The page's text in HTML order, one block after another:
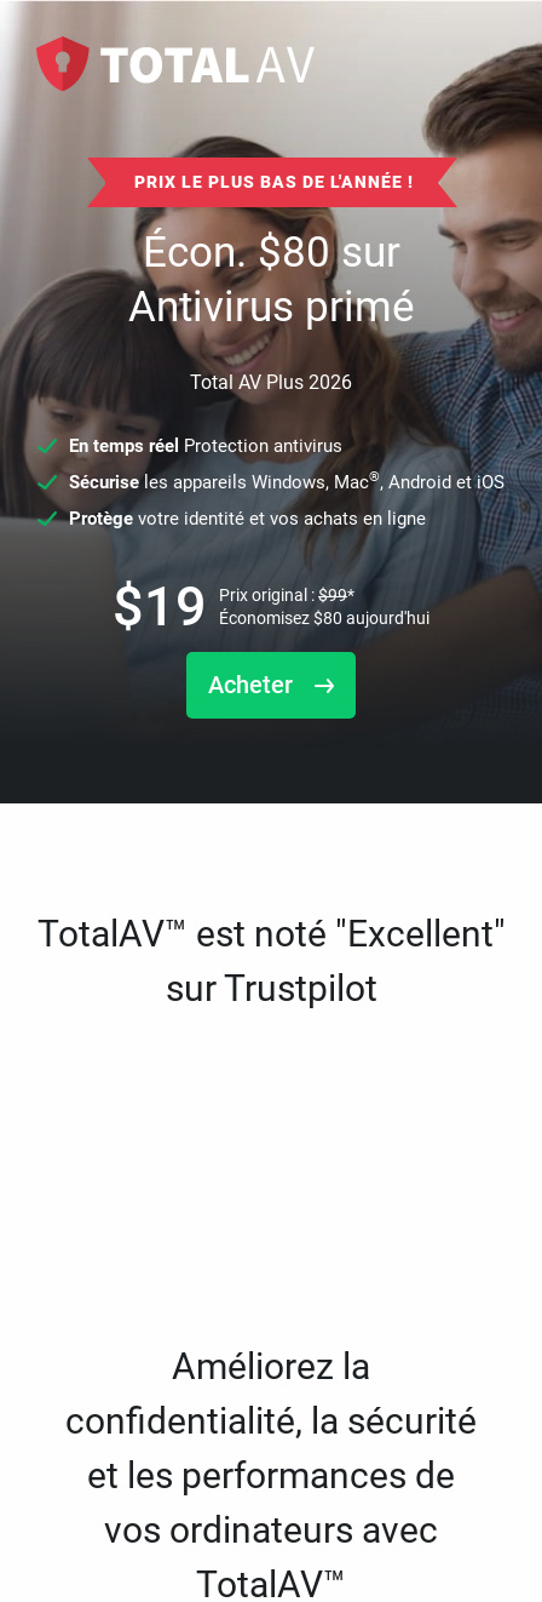
PRIX LE PLUS BAS DE L'ANNÉE !
Écon.$80sur
Antivirus primé
Total AV Plus 2026
En temps réel Protection antivirus
Sécuriseles appareils Windows, Mac®, Android et iOS
Protège votre identité et vos achats en ligne
Acheter
$19 Prix original :$99*
Économisez$80 aujourd'hui
TotalAV™ est noté "Excellent"
sur Trustpilot
Améliorez la
confidentialité, la sécurité
et les performances de
vos ordinateurs avec
TotalAV™